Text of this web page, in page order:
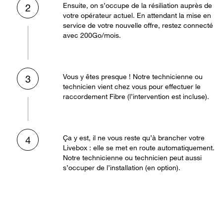
2
Ensuite, on s’occupe de la résiliation auprès de
votre opérateur actuel. En attendant la mise en
service de votre nouvelle offre, restez connecté
avec 200Go/mois.
3
Vous y êtes presque ! Notre technicienne ou
technicien vient chez vous pour effectuer le
raccordement Fibre (l’intervention est incluse).
4
Ça y est, il ne vous reste qu’à brancher votre
Livebox : elle se met en route automatiquement.
Notre technicienne ou technicien peut aussi
s’occuper de l’installation (en option).